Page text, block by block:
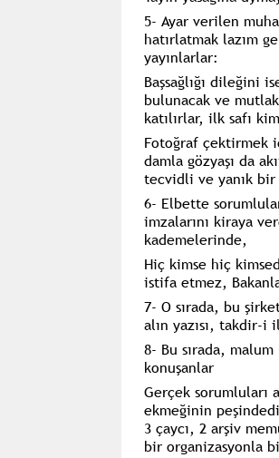
5- Ayar verilen
hatırlatmak lazım
yayınlarlar:
Başsağlığı dileğini
bulunacak ve
katılırlar, ilk safı
Fotoğraf çektirmek
damla gözyaşı da
tecvidli ve yanık
6- Elbette
imzalarını kiraya
kademelerinde,
Hiç kimse hiç
istifa etmez,
7- O sırada, bu
alın yazısı, takdir-
8- Bu sırada,
konuşanlar
Gerçek sorumluları
ekmeğinin
3 çaycı, 2 arşiv
bir organizasyonla